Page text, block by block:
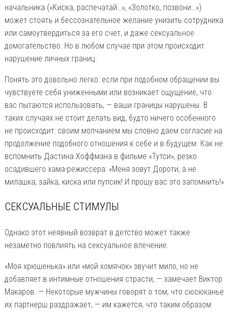
начальника («Киска, распечатай…», «Золотко, позвони…»)
может стоять и бессознательное желание унизить сотрудника
или самоутвердиться за его счет, и даже сексуальное
домогательство. Но в любом случае при этом происходит
нарушение личных границ.
Понять это довольно легко: если при подобном обращении вы
чувствуете себя униженными или возникает ощущение, что
вас пытаются использовать, — ваши границы нарушены. В
таких случаях не стоит делать вид, будто ничего особенного
не происходит: своим молчанием мы словно даем согласие на
продолжение подобного отношения к себе и в будущем. Как не
вспомнить Дастина Хоффмана в фильме «Тутси», резко
осадившего хама-режиссера: «Меня зовут Дороти, а не
милашка, зайка, киска или пупсик! И прошу вас это запомнить!»
СЕКСУАЛЬНЫЕ СТИМУЛЫ
Однако этот неявный возврат в детство может также
незаметно повлиять на сексуальное влечение.
«Моя хрюшенька» или «мой хомячок» звучит мило, но не
добавляет в интимные отношения страсти, — замечает Виктор
Макаров. — Некоторые мужчины говорят о том, что сюсюканье
их партнерш раздражает, — им кажется, что таким образом